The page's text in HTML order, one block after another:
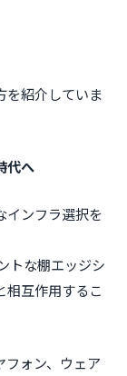
を紹介していま
代へ
インフラ選択を
トな棚エッジシ
相互作用するこ
フォン、ウェア